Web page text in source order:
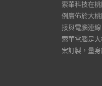
索華科技在
例廣佈於大
接與電腦連
索華電腦是
案訂製，量身